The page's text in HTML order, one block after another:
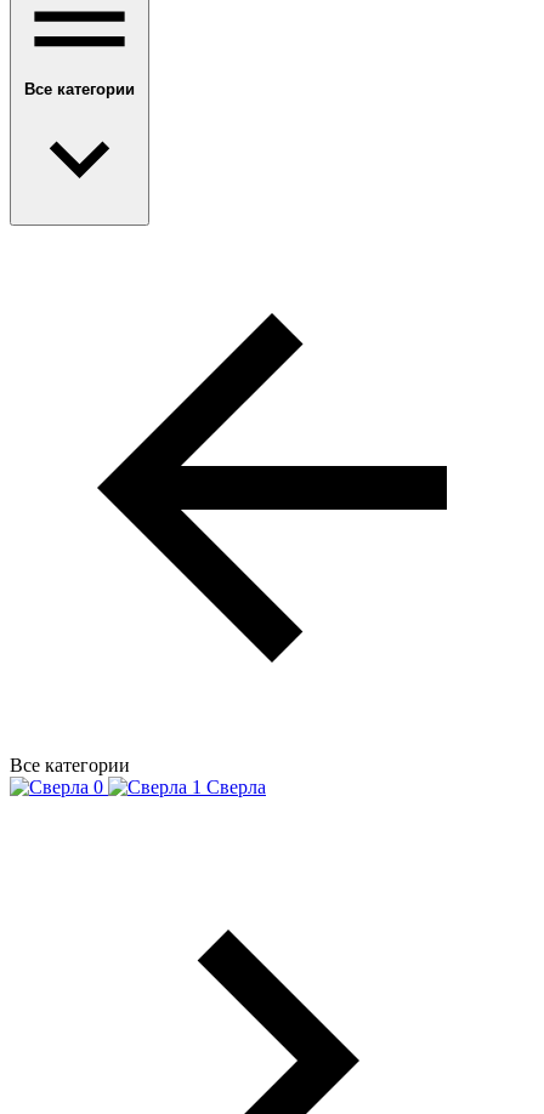
Все категории
Все категории
Сверла